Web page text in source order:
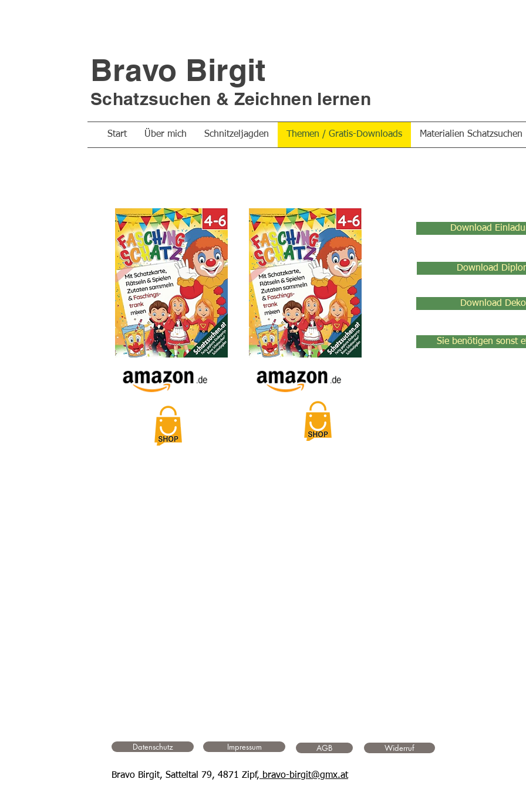
Bravo Birgit
Schatzsuchen & Zeichnen lernen
Start Über mich Schnitzeljagden Themen / Gratis-Downloads Materialien Schatzsuchen
Download
Download
Download Deko
Sie benötigen sonst
Datenschutz Impressum AGB Widerruf
Bravo Birgit, Satteltal 79, 4871 Zipf, bravo-birgit@gmx.at